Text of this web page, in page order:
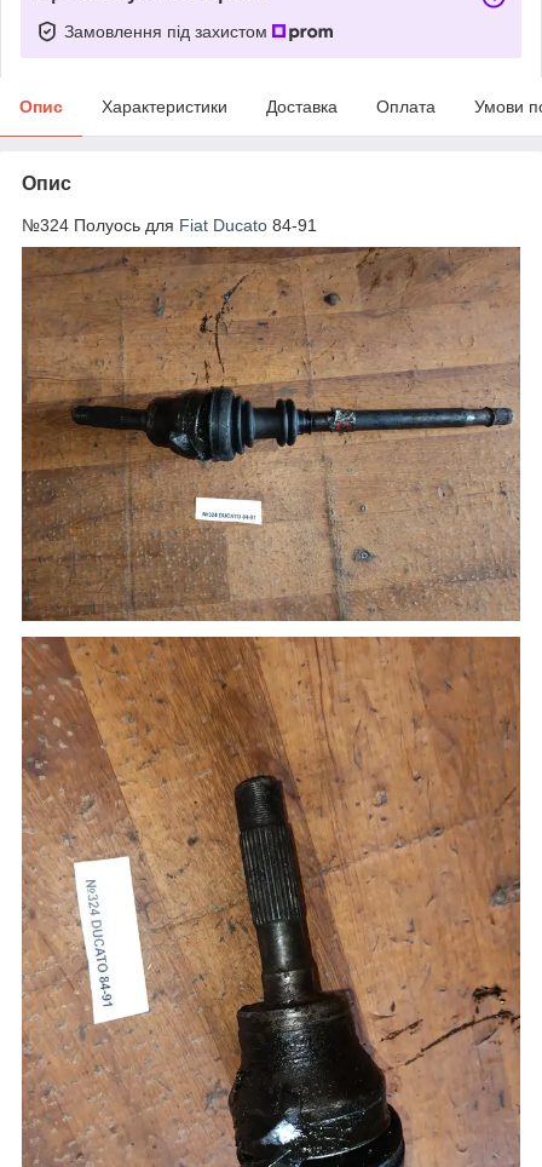
Замовлення під захистом
Опис Характеристики Доставка Оплата Умови
Опис
№324 Полуось для Fiat Ducato 84-91